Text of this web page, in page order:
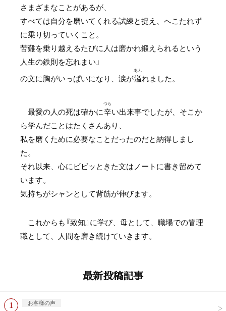
さまざまなことがあるが、
すべては自分を磨いてくれる試練と捉え、へこたれず
に乗り切っていくこと。
苦難を乗り越えるたびに人は磨かれ鍛えられるという
人生の鉄則を忘れまい」
の文に胸がいっぱいになり、涙が溢
あふ
れました。
最愛の人の死は確かに辛
つら
い出来事でしたが、そこか
ら学んだことはたくさんあり、
私を磨くために必要なことだったのだと納得しまし
た。
それ以来、心にビビッときた文はノートに書き留めて
います。
気持ちがシャンとして背筋が伸びます。
これからも『致知』に学び、母として、職場での管理
職として、人間を磨き続けていきます。
最新投稿記事
お客様の声